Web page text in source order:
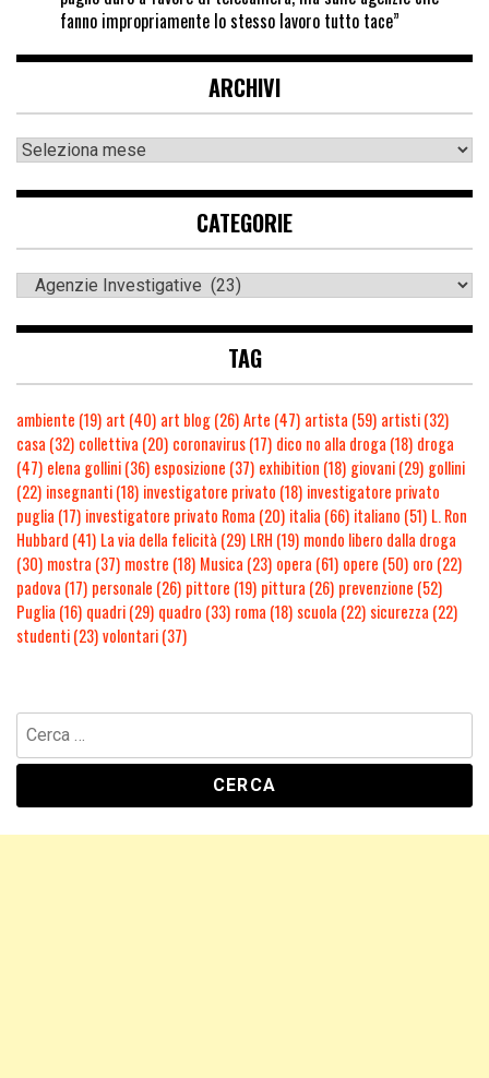
fanno impropriamente lo stesso lavoro tutto tace”
ARCHIVI
CATEGORIE
TAG
ambiente (19) art (40) art blog(26)Arte (47) artista (59) artisti(32)
casa (32) collettiva (20) coronavirus(17) dico no alla droga (18) droga
(47) elena gollini(36) esposizione (37) exhibition (18) giovani(29) gollini
(22) insegnanti(18) investigatore privato (18) investigatore privato
puglia (17) investigatore privato Roma (20) italia (66) italiano (51) L. Ron
Hubbard (41) La via della felicità (29) LRH (19) mondo libero dalla droga
(30) mostra (37) mostre (18) Musica (23) opera (61) opere (50) oro (22)
padova (17) personale (26) pittore (19) pittura (26) prevenzione (52)
Puglia (16) quadri(29) quadro (33) roma (18) scuola (22) sicurezza (22)
studenti(23)volontari(37)